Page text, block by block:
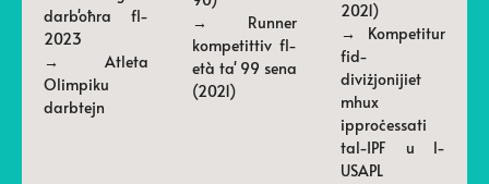
darb'oħra fl-
2023
→ Atleta
Olimpiku
darbtejn
→ Runner
kompetittiv fl-
età ta' 99 sena
(2021)
2021)
→ Kompetitur
fid-
diviżjonijiet
mhux
ipproċessati
tal-IPF u l-
USAPL